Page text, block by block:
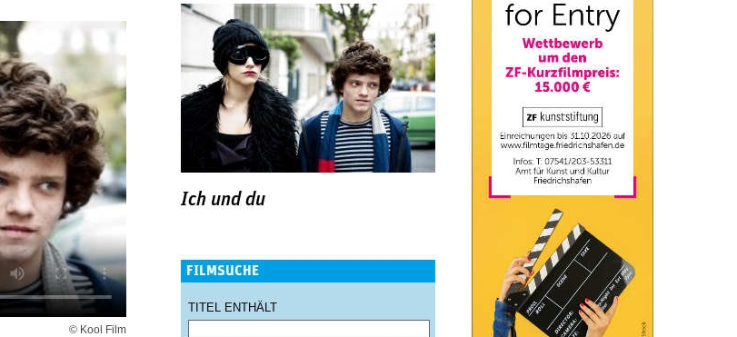
© Kool Film
Ich und du
FILMSUCHE
TITEL ENTHÄLT